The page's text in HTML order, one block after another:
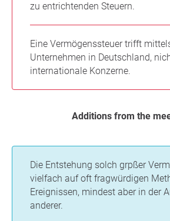
zu entrichtenden Steuern.
Eine Vermögenssteuer trifft
Unternehmen in Deutschland,
internationale Konzerne.
Additions from the
Die Entstehung solch grpßer
vielfach auf oft fragwürdigen
Ereignissen, mindest aber in der
anderer.